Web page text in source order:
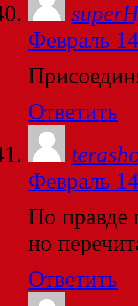
Февраль
Ответить
Февраль
По правде
но
Ответить